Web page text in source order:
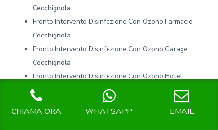
Cecchignola
Pronto Intervento Disinfezione Con Ozono Farmacie
Cecchignola
Pronto Intervento Disinfezione Con Ozono Garage
Cecchignola
Pronto Intervento Disinfezione Con Ozono Hotel
Cecchignola
Pronto Intervento Disinfezione Con Ozono Laboratorio
AnalisiCecchignola
CHIAMA ORA WHATSAPP EMAIL